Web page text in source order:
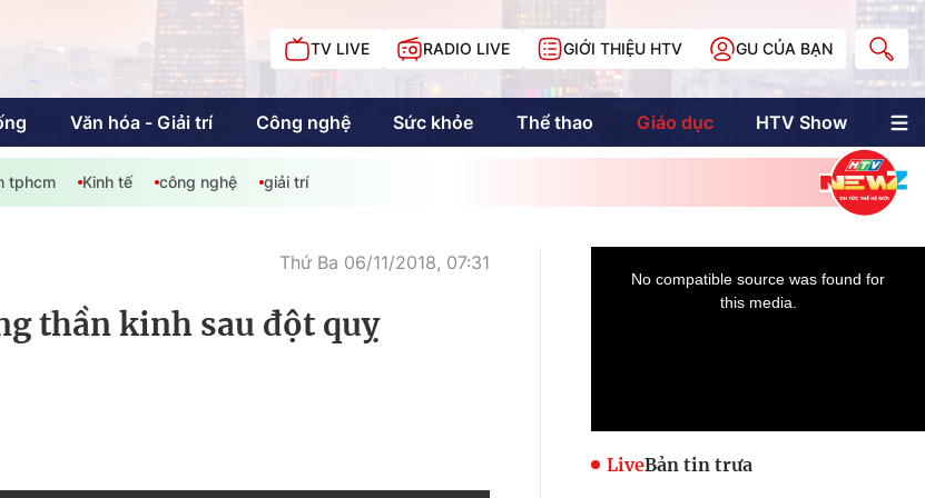
TV LIVE RADIO LIVE GIỚI THIỆU HTV GU CỦA BẠN
Văn hóa - Giải trí Công nghệ Sức khỏe Thể thao Giáo dục HTV Show
Giáo dục Kinh tế
Multimedia
Multiform
Doanh nhân Sài
Gòn
tphcm Kinh tế công nghệ giải trí
Thứ Ba 06/11/2018, 07:31
thần kinh sau đột quỵ
LiveBản tin trưa